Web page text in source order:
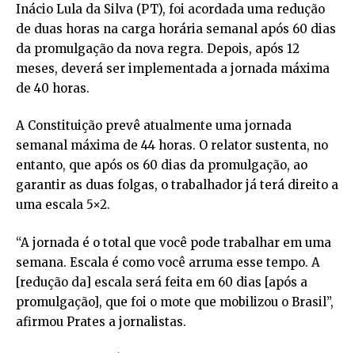
Inácio Lula da Silva (PT), foi acordada uma redução
de duas horas na carga horária semanal após 60 dias
da promulgação da nova regra. Depois, após 12
meses, deverá ser implementada a jornada máxima
de 40 horas.
A Constituição prevê atualmente uma jornada
semanal máxima de 44 horas. O relator sustenta, no
entanto, que após os 60 dias da promulgação, ao
garantir as duas folgas, o trabalhador já terá direito a
uma escala 5×2.
“A jornada é o total que você pode trabalhar em uma
semana. Escala é como você arruma esse tempo. A
[redução da] escala será feita em 60 dias [após a
promulgação], que foi o mote que mobilizou o Brasil”,
afirmou Prates a jornalistas.